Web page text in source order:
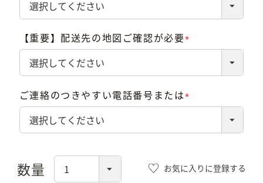
【重要】配送先の地図ご確認が必要
ご連絡のつきやすい電話番号または
お気に入りに登録する